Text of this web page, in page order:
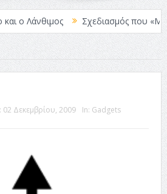
Λάνθιμος Σχεδιασμός που «Μιλάει»
02 Δεκεμβρίου, 2009 In: Gadgets